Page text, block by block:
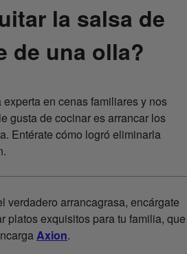
la salsa de
de una olla?
en cenas familiares y nos
gusta de cocinar es arrancar los
Entérate cómo logró eliminarla
verdadero arrancagrasa, encárgate
platos exquisitos para tu familia, que
Axion.